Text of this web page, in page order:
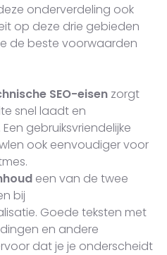
onderverdeling ook
op deze drie gebieden
de beste voorwaarden
SEO-eisen zorgt
snel laadt en
gebruiksvriendelijke
ook eenvoudiger voor
een van de twee
bij
Goede teksten met
en andere
dat je je onderscheidt